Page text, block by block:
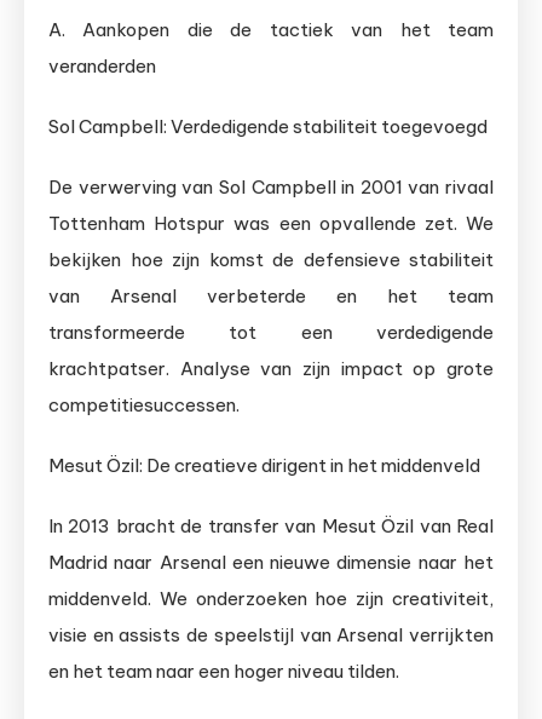
A. Aankopen die de tactiek van het team
veranderden
Sol Campbell: Verdedigende stabiliteit toegevoegd
De verwerving van Sol Campbell in 2001 van rivaal
Tottenham Hotspur was een opvallende zet. We
bekijken hoe zijn komst de defensieve stabiliteit
van Arsenal verbeterde en het team
transformeerde tot een verdedigende
krachtpatser. Analyse van zijn impact op grote
competitiesuccessen.
Mesut Özil: De creatieve dirigent in het middenveld
In 2013 bracht de transfer van Mesut Özil van Real
Madrid naar Arsenal een nieuwe dimensie naar het
middenveld. We onderzoeken hoe zijn creativiteit,
visie en assists de speelstijl van Arsenal verrijkten
en het team naar een hoger niveau tilden.